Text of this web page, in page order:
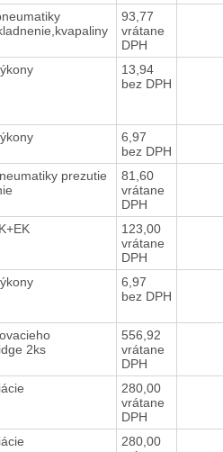
93,77
vrátane
DPH
13,94
bez DPH
6,97
bez DPH
prezutie
81,60
vrátane
DPH
123,00
vrátane
DPH
6,97
bez DPH
2ks
556,92
vrátane
DPH
280,00
vrátane
DPH
280,00